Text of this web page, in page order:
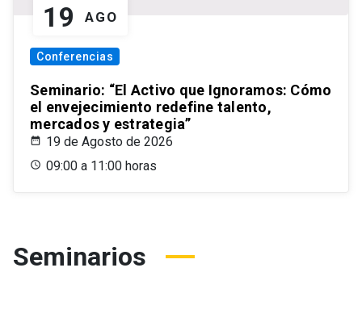
19 AGO
Conferencias
Seminario: “El Activo que Ignoramos: Cómo
el envejecimiento redefine talento,
mercados y estrategia”
19 de Agosto de 2026
09:00 a 11:00 horas
Seminarios